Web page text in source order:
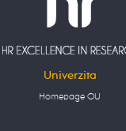
Univerzita
Homepage OU